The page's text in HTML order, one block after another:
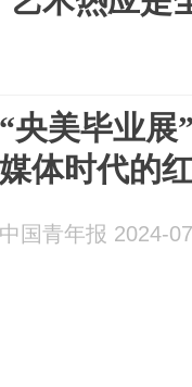
“央美毕业展
媒体时代的
中国青年报 2024-